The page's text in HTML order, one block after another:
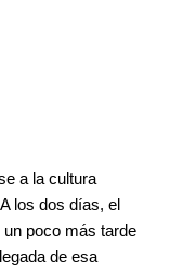
a la cultura
los dos días, el
poco más tarde
de esa